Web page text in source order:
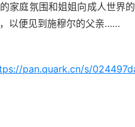
家庭氛围和姐姐向成人世界
以便见到施穆尔的父亲……
pan.quark.cn/s/